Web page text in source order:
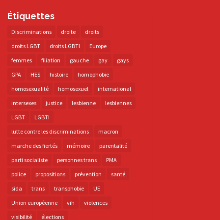
Étiquettes
Discriminations droite
droits
droits LGBT
droits LGBTI
Europe
femmes
filiation gauche gay
gays
GPA
HES histoire
homophobie
homosexualité
homosexuel
international
intersexes
justice lesbienne
lesbiennes
LGBT
LGBTI
lutte contre les discriminations
macron
marche des fiertés
mémoire
parentalité
parti socialiste
personnes trans
PMA
police
propositions prévention
santé
sida
trans transphobie
UE
Union européenne
vih
violences
visibilité
élections